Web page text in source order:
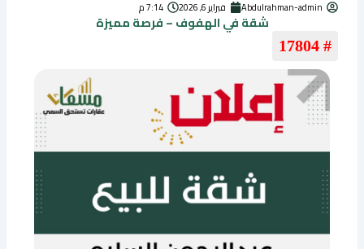
Abdulrahman-admin فبراير 6, 2026 7:14 م
شقة في الهفوف – فرصة مميزة
# 17804